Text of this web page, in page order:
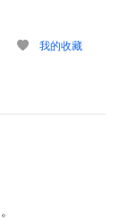
我的收藏
。